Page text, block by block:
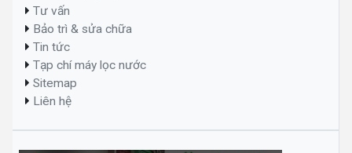
Tư vấn
Bảo trì & sửa chữa
Tin tức
Tạp chí máy lọc nước
Sitemap
Liên hệ